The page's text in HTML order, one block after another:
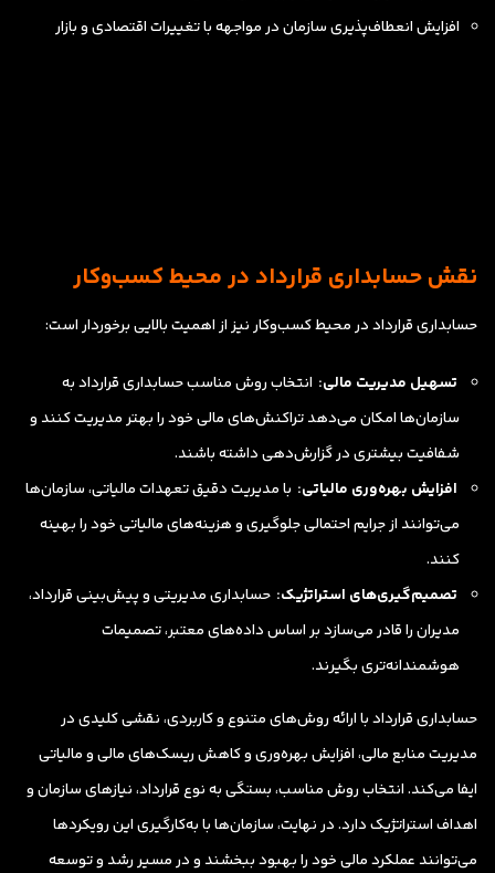
افزایش انعطاف‌پذیری سازمان در مواجهه با تغییرات اقتصادی و بازار
نقش حسابداری قرارداد در محیط کسب‌وکار
حسابداری قرارداد در محیط کسب‌وکار نیز از اهمیت بالایی برخوردار است:
تسهیل مدیریت مالی: انتخاب روش مناسب حسابداری قرارداد به
سازمان‌ها امکان می‌دهد تراکنش‌های مالی خود را بهتر مدیریت کنند و
شفافیت بیشتری در گزارش‌دهی داشته باشند.
افزایش بهره‌وری مالیاتی: با مدیریت دقیق تعهدات مالیاتی، سازمان‌ها
می‌توانند از جرایم احتمالی جلوگیری و هزینه‌های مالیاتی خود را بهینه
کنند.
تصمیم‌گیری‌های استراتژیک: حسابداری مدیریتی و پیش‌بینی قرارداد،
مدیران را قادر می‌سازد بر اساس داده‌های معتبر، تصمیمات
هوشمندانه‌تری بگیرند.
حسابداری قرارداد با ارائه روش‌های متنوع و کاربردی، نقشی کلیدی در
مدیریت منابع مالی، افزایش بهره‌وری و کاهش ریسک‌های مالی و مالیاتی
ایفا می‌کند. انتخاب روش مناسب، بستگی به نوع قرارداد، نیازهای سازمان و
اهداف استراتژیک دارد. در نهایت، سازمان‌ها با به‌کارگیری این رویکردها
می‌توانند عملکرد مالی خود را بهبود ببخشند و در مسیر رشد و توسعه